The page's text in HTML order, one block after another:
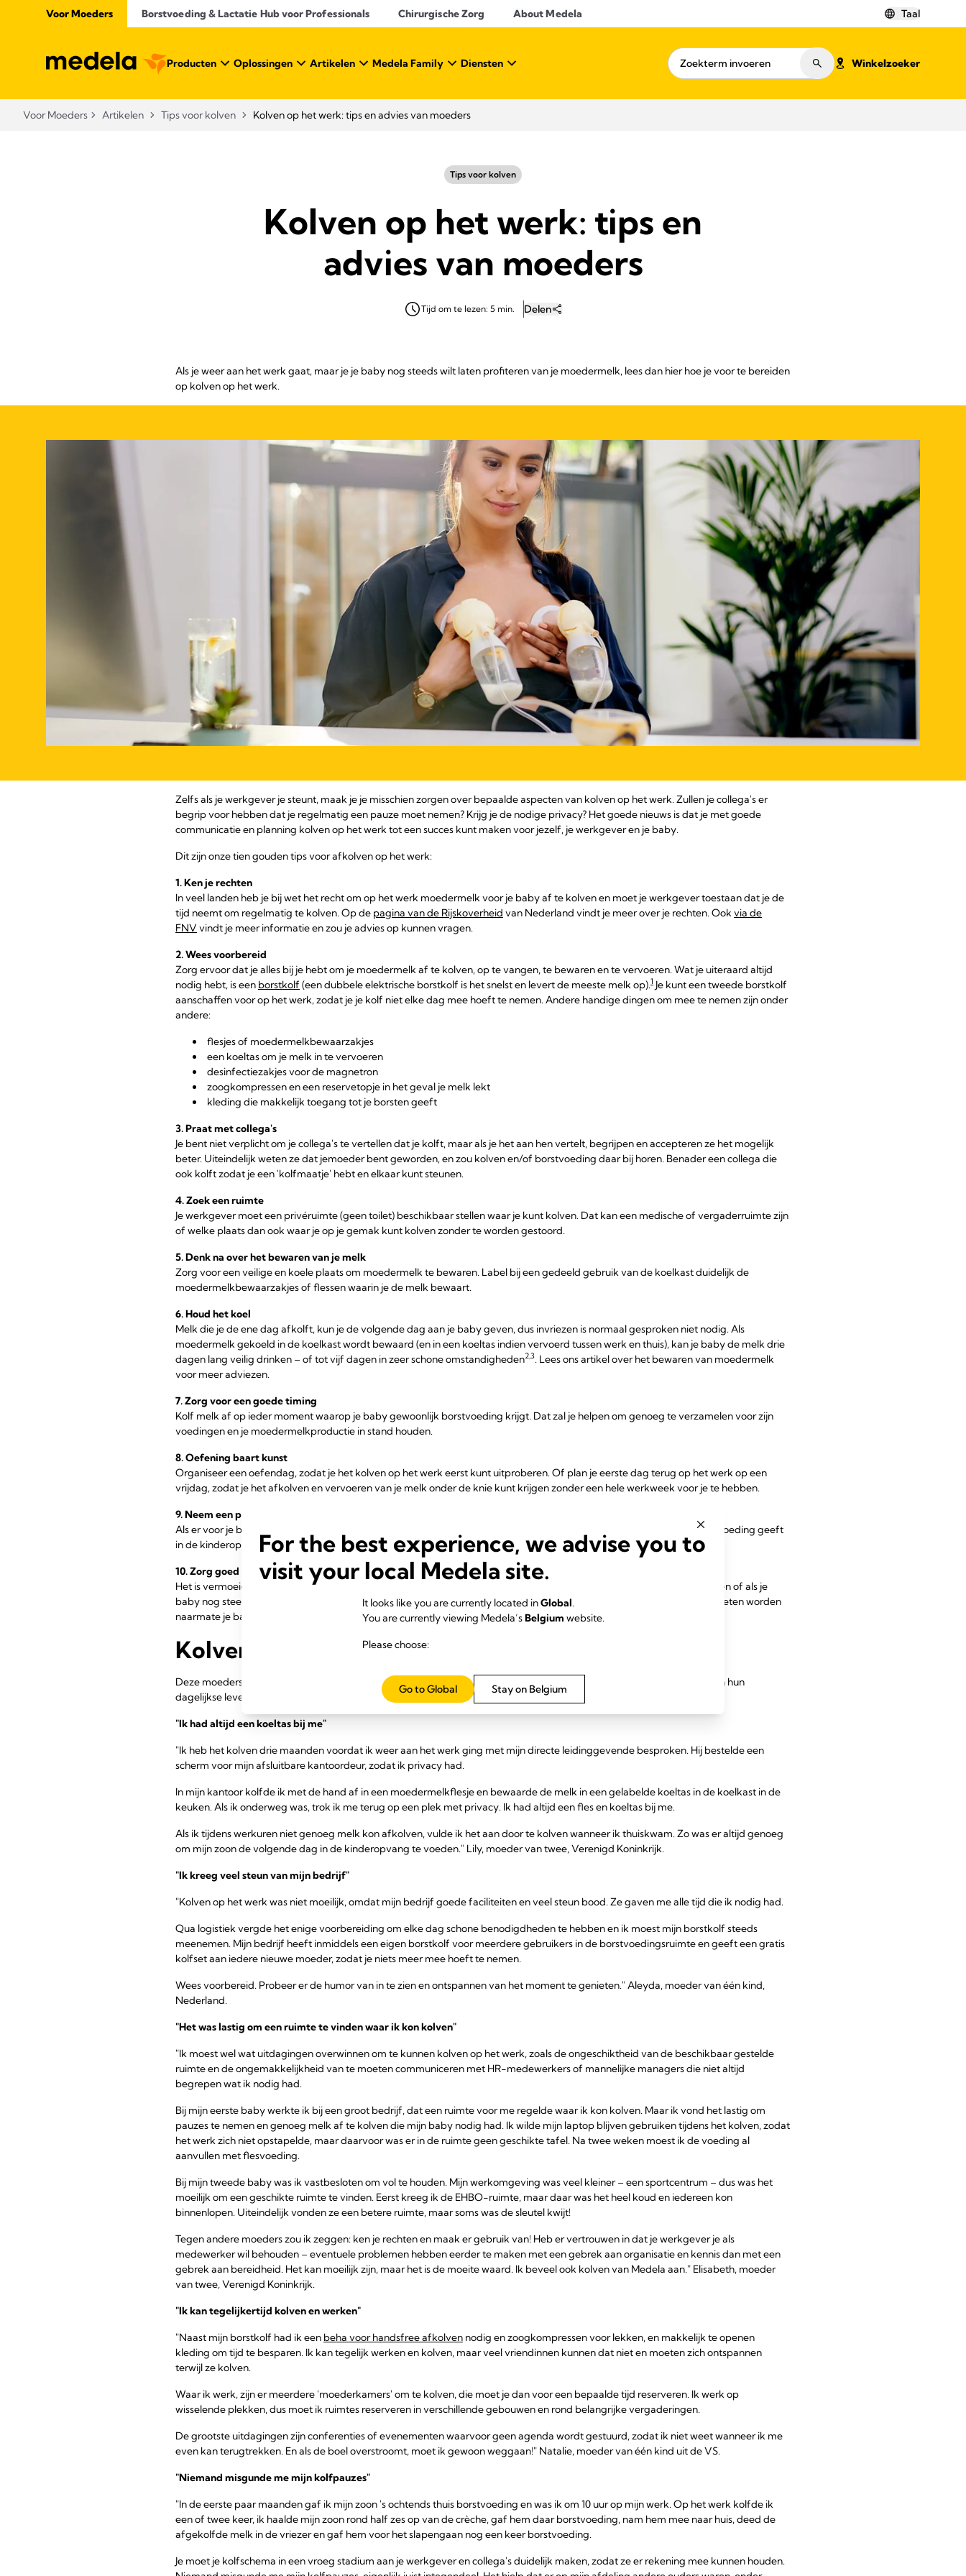
Voor Moeders Borstvoeding & Lactatie Hub voor Professionals​ Chirurgische Zorg About Medela Taal
Producten Oplossingen Artikelen Medela Family Diensten Winkelzoeker
Voor Moeders Artikelen Tips voor kolven Kolven op het werk: tips en advies van moeders
Tips voor kolven
Kolven op het werk: tips en
advies van moeders
Tijd om te lezen: 5 min. Delen
Als je weer aan het werk gaat, maar je je baby nog steeds wilt laten profiteren van je moedermelk, lees dan hier hoe je voor te bereiden
op kolven op het werk.
Zelfs als je werkgever je steunt, maak je je misschien zorgen over bepaalde aspecten van kolven op het werk. Zullen je collega's er
begrip voor hebben dat je regelmatig een pauze moet nemen? Krijg je de nodige privacy? Het goede nieuws is dat je met goede
communicatie en planning kolven op het werk tot een succes kunt maken voor jezelf, je werkgever en je baby.
Dit zijn onze tien gouden tips voor afkolven op het werk:
1. Ken je rechten
In veel landen heb je bij wet het recht om op het werk moedermelk voor je baby af te kolven en moet je werkgever toestaan dat je de
tijd neemt om regelmatig te kolven. Op de pagina van de Rijskoverheid van Nederland vindt je meer over je rechten. Ook via de
FNV vindt je meer informatie en zou je advies op kunnen vragen.
2.Wees voorbereid
Zorg ervoor dat je alles bij je hebt om je moedermelk af te kolven, op te vangen, te bewaren en te vervoeren. Wat je uiteraard altijd
nodig hebt, is een borstkolf (een dubbele elektrische borstkolf is het snelst en levert de meeste melk op).1 Je kunt een tweede borstkolf
aanschaffen voor op het werk, zodat je je kolf niet elke dag mee hoeft te nemen. Andere handige dingen om mee te nemen zijn onder
andere:
flesjesof moedermelkbewaarzakjes
een koeltasom je melk in te vervoeren
desinfectiezakjes voor de magnetron
zoogkompressenen een reservetopje in het geval je melk lekt
kleding die makkelijk toegang tot je borsten geeft
3. Praat met collega's
Je bent niet verplicht om je collega's te vertellen dat je kolft, maar als je het aan hen vertelt, begrijpen en accepteren ze het mogelijk
beter. Uiteindelijk weten ze dat jemoeder bent geworden, en zou kolven en/of borstvoeding daar bij horen. Benader een collega die
ook kolft zodat je een 'kolfmaatje' hebt en elkaar kunt steunen.
4. Zoek een ruimte
Je werkgever moet een privéruimte (geen toilet) beschikbaar stellen waar je kunt kolven. Dat kan een medische of vergaderruimte zijn
of welke plaats dan ook waar je op je gemak kunt kolven zonder te worden gestoord.
5. Denk na over het bewaren van je melk
Zorg voor een veilige en koele plaats om moedermelk te bewaren. Label bij een gedeeld gebruik van de koelkast duidelijk de
moedermelkbewaarzakjes of flessen waarin je de melk bewaart.
6. Houd het koel
Melk die je de ene dag afkolft, kun je de volgende dag aan je baby geven, dus invriezen is normaal gesproken niet nodig. Als
moedermelk gekoeld in de koelkast wordt bewaard (en in een koeltas indien vervoerd tussen werk en thuis), kan je baby de melk drie
dagen lang veilig drinken – of tot vijf dagen in zeer schone omstandigheden2,3. Lees ons artikel over het bewaren van moedermelk
voor meer adviezen.
7. Zorg voor een goede timing
Kolf melk af op ieder moment waarop je baby gewoonlijk borstvoeding krijgt. Dat zal je helpen om genoeg te verzamelen voor zijn
voedingen en je moedermelkproductie in stand houden.
8. Oefening baart kunst
Organiseer een oefendag, zodat je het kolven op het werk eerst kunt uitproberen. Of plan je eerste dag terug op het werk op een
vrijdag, zodat je het afkolven en vervoeren van je melk onder de knie kunt krijgen zonder een hele werkweek voor je te hebben.
9. Neem een pauze
Als er voor je baby wordt gezorgd in de buurt van waar je werkt, kunnen borstvoedingspauzes, waarbij je je baby borstvoeding geeft
in de kinderopvang, een goed alternatief zijn voor kolven.
10. Zorg goed voor jezelf
Het is vermoeiend om je werk, de zorg voor je baby en borstvoeding te combineren, vooral als je er nog aan moet wennen of als je
baby nog steeds 's nachts wakker wordt. Leef bij de dag, zorg goed voor jezelf en wees gerust: alles zou makkelijker moeten worden
naarmate je baby ouder wordt en jullie beiden aan deze grote verandering gewend zijn geraakt.
Kolven op het werk: verhalen van moeders
Deze moeders hadden allemaal verschillende ervaringen met kolven op het werk, maar ze vonden een manier om het in hun
dagelijkse leven te integreren.
"Ik had altijd een koeltas bij me"
"Ik heb het kolven drie maanden voordat ik weer aan het werk ging met mijn directe leidinggevende besproken. Hij bestelde een
scherm voor mijn afsluitbare kantoordeur, zodat ik privacy had.
In mijn kantoor kolfde ik met de hand af in een moedermelkflesje en bewaarde de melk in een gelabelde koeltas in de koelkast in de
keuken. Als ik onderweg was, trok ik me terug op een plek met privacy. Ik had altijd een fles en koeltas bij me.
Als ik tijdens werkuren niet genoeg melk kon afkolven, vulde ik het aan door te kolven wanneer ik thuiskwam. Zo was er altijd genoeg
om mijn zoon de volgende dag in de kinderopvang te voeden." Lily, moeder van twee, Verenigd Koninkrijk.
"Ik kreeg veel steun van mijn bedrijf"
"Kolven op het werk was niet moeilijk, omdat mijn bedrijf goede faciliteiten en veel steun bood. Ze gaven me alle tijd die ik nodig had.
Qua logistiek vergde het enige voorbereiding om elke dag schone benodigdheden te hebben en ik moest mijn borstkolf steeds
meenemen. Mijn bedrijf heeft inmiddels een eigen borstkolf voor meerdere gebruikers in de borstvoedingsruimte en geeft een gratis
kolfset aan iedere nieuwe moeder, zodat je niets meer mee hoeft te nemen.
Wees voorbereid. Probeer er de humor van in te zien en ontspannen van het moment te genieten." Aleyda, moeder van één kind,
Nederland.
"Het was lastig om een ruimte te vinden waar ik kon kolven"
"Ik moest wel wat uitdagingen overwinnen om te kunnen kolven op het werk, zoals de ongeschiktheid van de beschikbaar gestelde
ruimte en de ongemakkelijkheid van te moeten communiceren met HR-medewerkers of mannelijke managers die niet altijd
begrepen wat ik nodig had.
Bij mijn eerste baby werkte ik bij een groot bedrijf, dat een ruimte voor me regelde waar ik kon kolven. Maar ik vond het lastig om
pauzes te nemen en genoeg melk af te kolven die mijn baby nodig had. Ik wilde mijn laptop blijven gebruiken tijdens het kolven, zodat
het werk zich niet opstapelde, maar daarvoor was er in de ruimte geen geschikte tafel. Na twee weken moest ik de voeding al
aanvullen met flesvoeding.
Bij mijn tweede baby was ik vastbesloten om vol te houden. Mijn werkomgeving was veel kleiner – een sportcentrum – dus was het
moeilijk om een geschikte ruimte te vinden. Eerst kreeg ik de EHBO-ruimte, maar daar was het heel koud en iedereen kon
binnenlopen. Uiteindelijk vonden ze een betere ruimte, maar soms was de sleutel kwijt!
Tegen andere moeders zou ik zeggen: ken je rechten en maak er gebruik van! Heb er vertrouwen in dat je werkgever je als
medewerker wil behouden – eventuele problemen hebben eerder te maken met een gebrek aan organisatie en kennis dan met een
gebrek aan bereidheid. Het kan moeilijk zijn, maar het is de moeite waard. Ik beveel ook kolven van Medela aan." Elisabeth, moeder
van twee, Verenigd Koninkrijk.
"Ik kan tegelijkertijd kolven en werken"
"Naast mijn borstkolf had ik een beha voor handsfree afkolven nodig en zoogkompressen voor lekken, en makkelijk te openen
kleding om tijd te besparen. Ik kan tegelijk werken en kolven, maar veel vriendinnen kunnen dat niet en moeten zich ontspannen
terwijl ze kolven.
Waar ik werk, zijn er meerdere 'moederkamers' om te kolven, die moet je dan voor een bepaalde tijd reserveren. Ik werk op
wisselende plekken, dus moet ik ruimtes reserveren in verschillende gebouwen en rond belangrijke vergaderingen.
De grootste uitdagingen zijn conferenties of evenementen waarvoor geen agenda wordt gestuurd, zodat ik niet weet wanneer ik me
even kan terugtrekken. En als de boel overstroomt, moet ik gewoon weggaan!" Natalie, moeder van één kind uit de VS.
"Niemand misgunde me mijn kolfpauzes"
"In de eerste paar maanden gaf ik mijn zoon 's ochtends thuis borstvoeding en was ik om 10 uur op mijn werk. Op het werk kolfde ik
een of twee keer, ik haalde mijn zoon rond half zes op van de crèche, gaf hem daar borstvoeding, nam hem mee naar huis, deed de
afgekolfde melk in de vriezer en gaf hem voor het slapengaan nog een keer borstvoeding.
Je moet je kolfschema in een vroeg stadium aan je werkgever en collega's duidelijk maken, zodat ze er rekening mee kunnen houden.
For the best experience, we advise you to
visit your local Medela site.
It looks like you are currently located inGlobal.
You are currently viewing Medela’sBelgium website.
Please choose:
Stay on Belgium
Go to Global